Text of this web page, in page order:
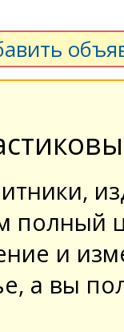
полный
и
а вы